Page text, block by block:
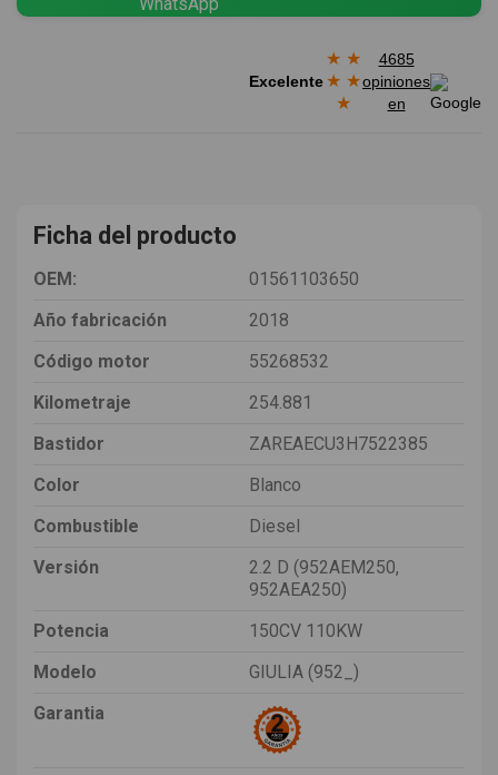
Excelente
★ ★
★ ★
★
4685
opiniones
en
Ficha del producto
OEM:
01561103650
Año fabricación
2018
Código motor
55268532
Kilometraje
254.881
Bastidor
ZAREAECU3H7522385
Color
Blanco
Combustible
Diesel
Versión
2.2 D (952AEM250,
952AEA250)
Potencia
150CV 110KW
Modelo
GIULIA (952_)
Garantia